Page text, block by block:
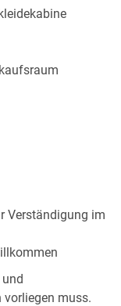
Verständigung im
muss.